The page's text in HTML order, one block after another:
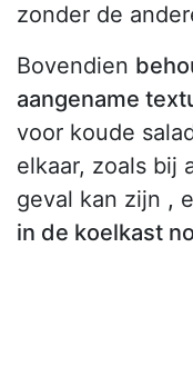
zonder de
Bovendien
aangename
voor koude
elkaar, zoals bij
geval kan zijn ,
in de koelkast